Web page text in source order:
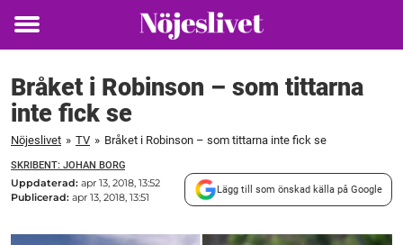
Toggle
Bråket i Robinson – som tittarna
inte fick se
Nöjeslivet » TV » Bråket i Robinson – som tittarna inte fick se
SKRIBENT: JOHAN BORG
Uppdaterad: apr 13, 2018, 13:52
Publicerad: apr 13, 2018, 13:51
Lägg till som önskad källa på Google